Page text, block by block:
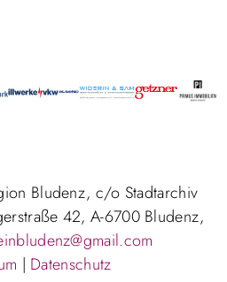
Bludenz, c/o Stadtarchiv
42, A-6700 Bludenz,
| Datenschutz